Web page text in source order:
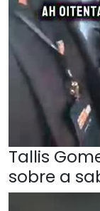
Tallis
sobre a